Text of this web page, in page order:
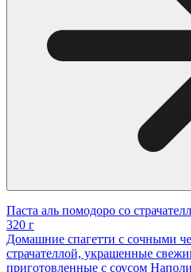
Паста аль помодоро со
320 г
Домашние спагетти с сочными
страчателлой, украшенные
приготовленные с соусом